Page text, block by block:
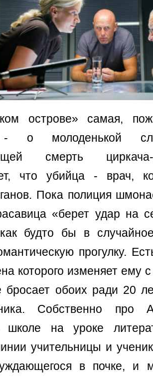
острове» самая,
о молоденькой
смерть
что убийца - врач,
Пока полиция
«берет удар на
будто бы в
прогулку.
которого изменяет ему
бросает обоих ради 20
Собственно про
школе на уроке
учительницы и
в почке, и